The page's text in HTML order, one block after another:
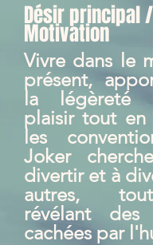
Désir principal /
Motivation
Vivre dans le
présent,
la légèreté
plaisir tout en
les
Joker
divertir et à
autres,
révélant des
cachées par